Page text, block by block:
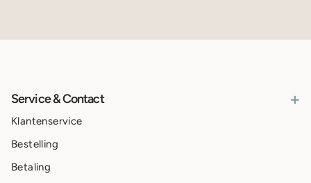
Service & Contact +
Klantenservice
Bestelling
Betaling